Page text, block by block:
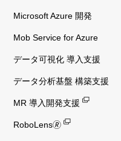
Microsoft Azure 開発
Mob Service for Azure
データ可視化 導入支援
データ分析基盤 構築支援
MR 導入開発支援
RoboLens🄬